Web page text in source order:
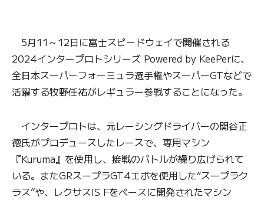
5月11～12日に富士スピードウェイで開催される
2024インタープロトシリーズ Powered by KeePerに、
全日本スーパーフォーミュラ選手権やスーパーGTなどで
活躍する牧野任祐がレギュラー参戦することになった。
インタープロトは、元レーシングドライバーの関谷正
徳氏がプロデュースしたレースで、専用マシン
『Kuruma』を使用し、接戦のバトルが繰り広げられて
いる。またGRスープラGT4エボを使用した“スープラク
ラス”や、レクサスIS Fをベースに開発されたマシン